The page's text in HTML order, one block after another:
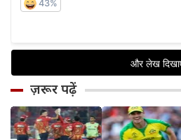
ज़रूर पढ़ें